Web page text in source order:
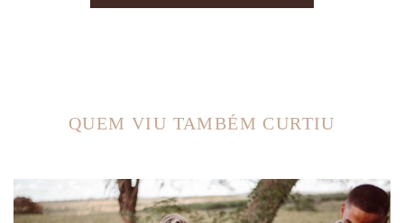
QUEM VIU TAMBÉM CURTIU